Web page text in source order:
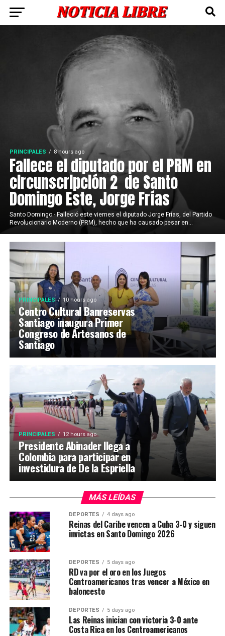
PRINCIPALES 8 hours ago
Fallece el diputado por el PRM en
circunscripción 2 de Santo
Domingo Este, Jorge Frías
Santo Domingo.- Falleció este viernes el diputado Jorge Frías, del Partido
Revolucionario Moderno (PRM), hecho que ha causado pesar en...
PRINCIPALES 10 hours ago
Centro Cultural Banreservas
Santiago inaugura Primer
Congreso de Artesanos de
Santiago
PRINCIPALES 12 hours ago
Presidente Abinader llega a
Colombia para participar en
investidura de De la Espriella
MÁS LEÍDAS
DEPORTES 4 days ago
Reinas del Caribe vencen a Cuba 3-0 y siguen
invictas en Santo Domingo 2026
DEPORTES 5 days ago
RD va por el oro en los Juegos
Centroamericanos tras vencer a México en
baloncesto
DEPORTES 5 days ago
Las Reinas inician con victoria 3-0 ante
Costa Rica en los Centroamericanos